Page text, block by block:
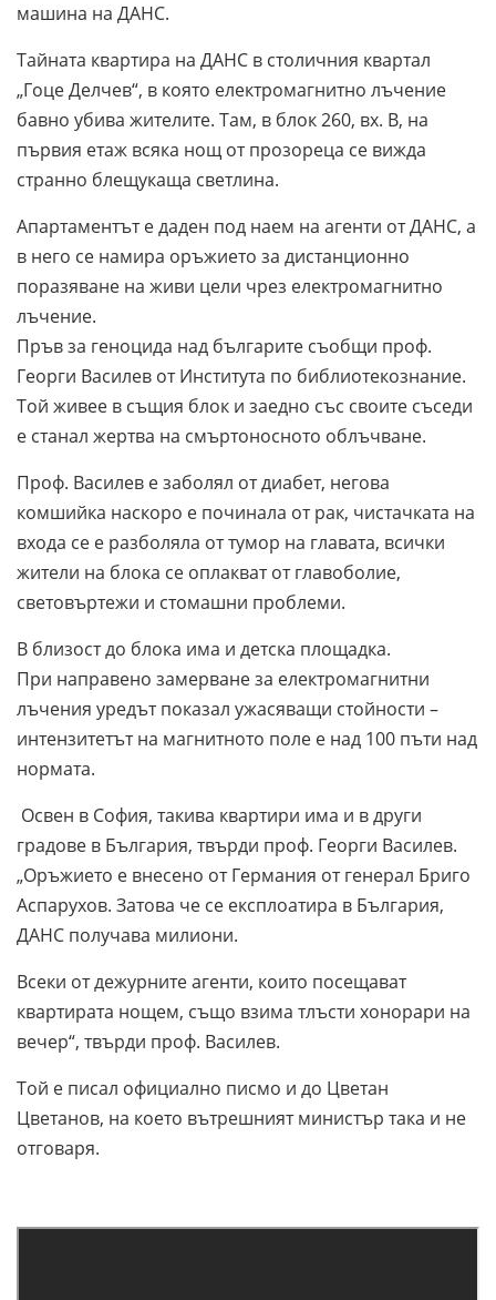
машина на ДАНС.
Тайната квартира на ДАНС в столичния квартал
„Гоце Делчев“, в която електромагнитно лъчение
бавно убива жителите. Там, в блок 260, вх. В, на
първия етаж всяка нощ от прозореца се вижда
странно блещукаща светлина.
Апартаментът е даден под наем на агенти от ДАНС, а
в него се намира оръжието за дистанционно
поразяване на живи цели чрез електромагнитно
лъчение.
Пръв за геноцида над българите съобщи проф.
Георги Василев от Института по библиотекознание.
Той живее в същия блок и заедно със своите съседи
е станал жертва на смъртоносното облъчване.
Проф. Василев е заболял от диабет, негова
комшийка наскоро е починала от рак, чистачката на
входа се е разболяла от тумор на главата, всички
жители на блока се оплакват от главоболие,
световъртежи и стомашни проблеми.
В близост до блока има и детска площадка.
При направено замерване за електромагнитни
лъчения уредът показал ужасяващи стойности –
интензитетът на магнитното поле е над 100 пъти над
нормата.
Освен в София, такива квартири има и в други
градове в България, твърди проф. Георги Василев.
„Оръжието е внесено от Германия от генерал Бриго
Аспарухов. Затова че се експлоатира в България,
ДАНС получава милиони.
Всеки от дежурните агенти, които посещават
квартирата нощем, също взима тлъсти хонорари на
вечер“, твърди проф. Василев.
Той е писал официално писмо и до Цветан
Цветанов, на което вътрешният министър така и не
отговаря.